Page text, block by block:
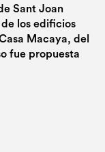
Sant Joan
los edificios
Macaya, del
fue propuesta